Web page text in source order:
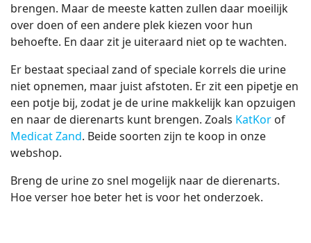
brengen. Maar de meeste katten zullen daar moeilijk
over doen of een andere plek kiezen voor hun
behoefte. En daar zit je uiteraard niet op te wachten.
Er bestaat speciaal zand of speciale korrels die urine
niet opnemen, maar juist afstoten. Er zit een pipetje en
een potje bij, zodat je de urine makkelijk kan opzuigen
en naar de dierenarts kunt brengen. Zoals KatKor of
Medicat Zand. Beide soorten zijn te koop in onze
webshop.
Breng de urine zo snel mogelijk naar de dierenarts.
Hoe verser hoe beter het is voor het onderzoek.